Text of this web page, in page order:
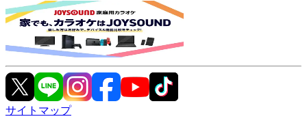
サイトマップ